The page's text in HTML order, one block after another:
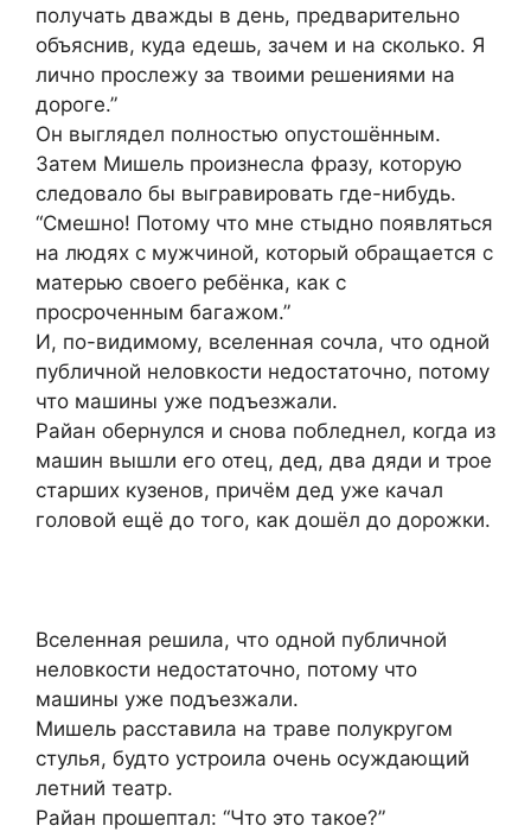
получать дважды в день, предварительно
объяснив, куда едешь, зачем и на сколько. Я
лично прослежу за твоими решениями на
дороге.”
Он выглядел полностью опустошённым.
Затем Мишель произнесла фразу, которую
следовало бы выгравировать где-нибудь.
“Смешно! Потому что мне стыдно появляться
на людях с мужчиной, который обращается с
матерью своего ребёнка, как с
просроченным багажом.”
И, по-видимому, вселенная сочла, что одной
публичной неловкости недостаточно, потому
что машины уже подъезжали.
Райан обернулся и снова побледнел, когда из
машин вышли его отец, дед, два дяди и трое
старших кузенов, причём дед уже качал
головой ещё до того, как дошёл до дорожки.
Вселенная решила, что одной публичной
неловкости недостаточно, потому что
машины уже подъезжали.
Мишель расставила на траве полукругом
стулья, будто устроила очень осуждающий
летний театр.
Райан прошептал: “Что это такое?”